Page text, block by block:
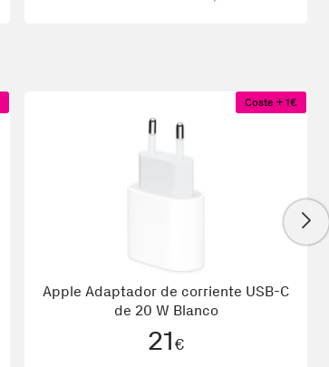
Coste + 1€
Apple Adaptador de corriente USB-C
de 20 W Blanco
21€